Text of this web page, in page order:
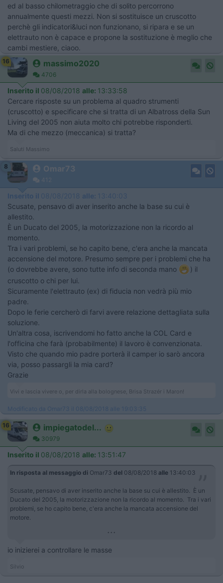
ed al basso chilometraggio che di solito percorrono
annualmente questi mezzi. Non si sostituisce un cruscotto
perchè gli indicatori&luci non funzionano, si ripara e se un
elettrauto non è capace e propone la sostituzione è meglio che
cambi mestiere, ciaoo.
16 massimo2020
4706
Inserito il 08/08/2018 alle: 13:33:58
Cercare risposte su un problema al quadro strumenti
(cruscotto) e specificare che si tratta di un Albatross della Sun
Living del 2005 non aiuta molto chi potrebbe risponderti.
Ma di che mezzo (meccanica) si tratta?
Saluti Massimo
8 Omar73
412
Inserito il 08/08/2018 alle: 13:40:03
Scusate, pensavo di aver inserito anche la base su cui è
allestito.
È un Ducato del 2005, la motorizzazione non la ricordo al
momento.
Tra i vari problemi, se ho capito bene, c'era anche la mancata
accensione del motore. Presumo sempre per i problemi che ha
(o dovrebbe avere, sono tutte info di seconda mano
​​​​​​) il
cruscotto o chi per lui.
Sicuramente l'elettrauto (ex) di fiducia non vedrà più mio
padre.
Dopo le ferie cercherò di farvi avere relazione dettagliata sulla
soluzione.
Un'altra cosa, iscrivendomi ho fatto anche la COL Card e
l'officina che farà (probabilmente) il lavoro è convenzionata.
Visto che quando mio padre porterà il camper io sarò ancora
via, posso passargli la mia card?
Grazie
Vivi e lascia vivere o, per dirla alla bolognese, Brisa Strazér i Maron!
Modificato da Omar73 il 08/08/2018 alle 19:03:35
16 impiegatodel...
30979
Inserito il 08/08/2018 alle: 13:51:47
In risposta al messaggio di Omar73 del 08/08/2018 alle 13:40:03
Scusate, pensavo di aver inserito anche la base su cui è allestito. È un
Ducato del 2005, la motorizzazione non la ricordo al momento. Tra i vari
problemi, se ho capito bene, c'era anche la mancata accensione del
motore.
...
io inizierei a controllare le masse
Silvio